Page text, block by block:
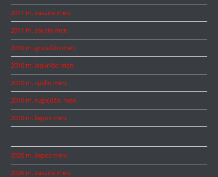
2011 m. vasario mėn.
2011 m. sausio mėn.
2010 m. gruodžio mėn.
2010 m. lapkričio mėn.
2010 m. spalio mėn.
2010 m. rugpjūčio mėn.
2010 m. liepos mėn.
2026 m. liepos mėn.
2026 m. vasario mėn.